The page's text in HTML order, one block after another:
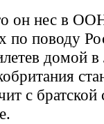
он нес в
по поводу
домой
с